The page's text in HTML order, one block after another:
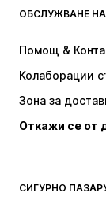
НОВО
Бельо
Палта
ОБСЛУЖВАНЕ
Помощ &
Колаборации
Зона за
Откажи се от
СИГУРНО